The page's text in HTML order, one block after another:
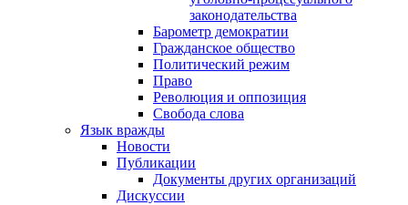
законодательства
Барометр демократии
Гражданское общество
Политический режим
Право
Революция и оппозиция
Свобода слова
Язык вражды
Новости
Публикации
Документы других организаций
Дискуссии